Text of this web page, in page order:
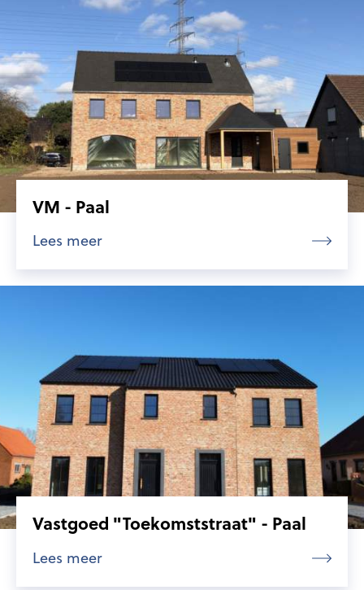
VM - Paal
Lees meer
Vastgoed "Toekomststraat" - Paal
Lees meer